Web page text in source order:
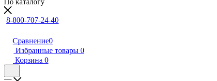
По каталогу
8-800-707-24-40
Сравнение0
Избранные товары 0
Корзина 0